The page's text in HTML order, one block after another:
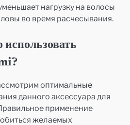
нагрузку на волосы
во время расчесывания.
оптимальные
данного аксессуара для
применение
желаемых